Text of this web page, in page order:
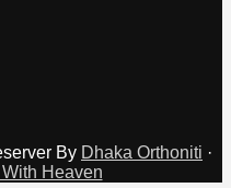
By Dhaka Orthoniti ·
Heaven